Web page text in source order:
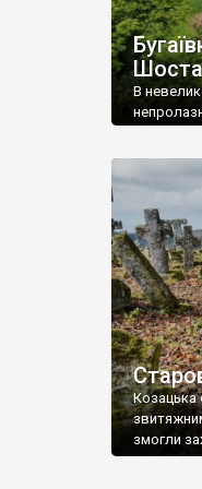
В
потім
палацу
Козацька
змогли
поховали